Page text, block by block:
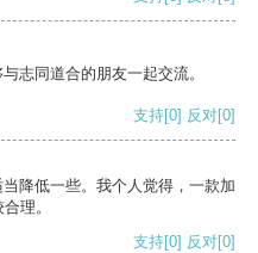
志同道合的朋友一起交流。
支持[0] 反对[0]
降低一些。我个人觉得，一款加
理。
支持[0] 反对[0]